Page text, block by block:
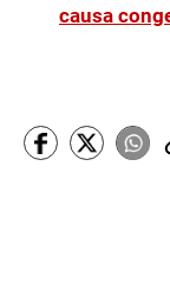
causa